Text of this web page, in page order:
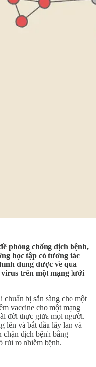
phòng chống dịch bệnh,
học tập có tương tác
dung được về quá
virus trên một mạng lưới
bị sẵn sàng cho một
vaccine cho một mạng
đời thực giữa mọi người.
lên và bắt đầu lây lan và
chặn dịch bệnh bằng
rủi ro nhiễm bệnh.